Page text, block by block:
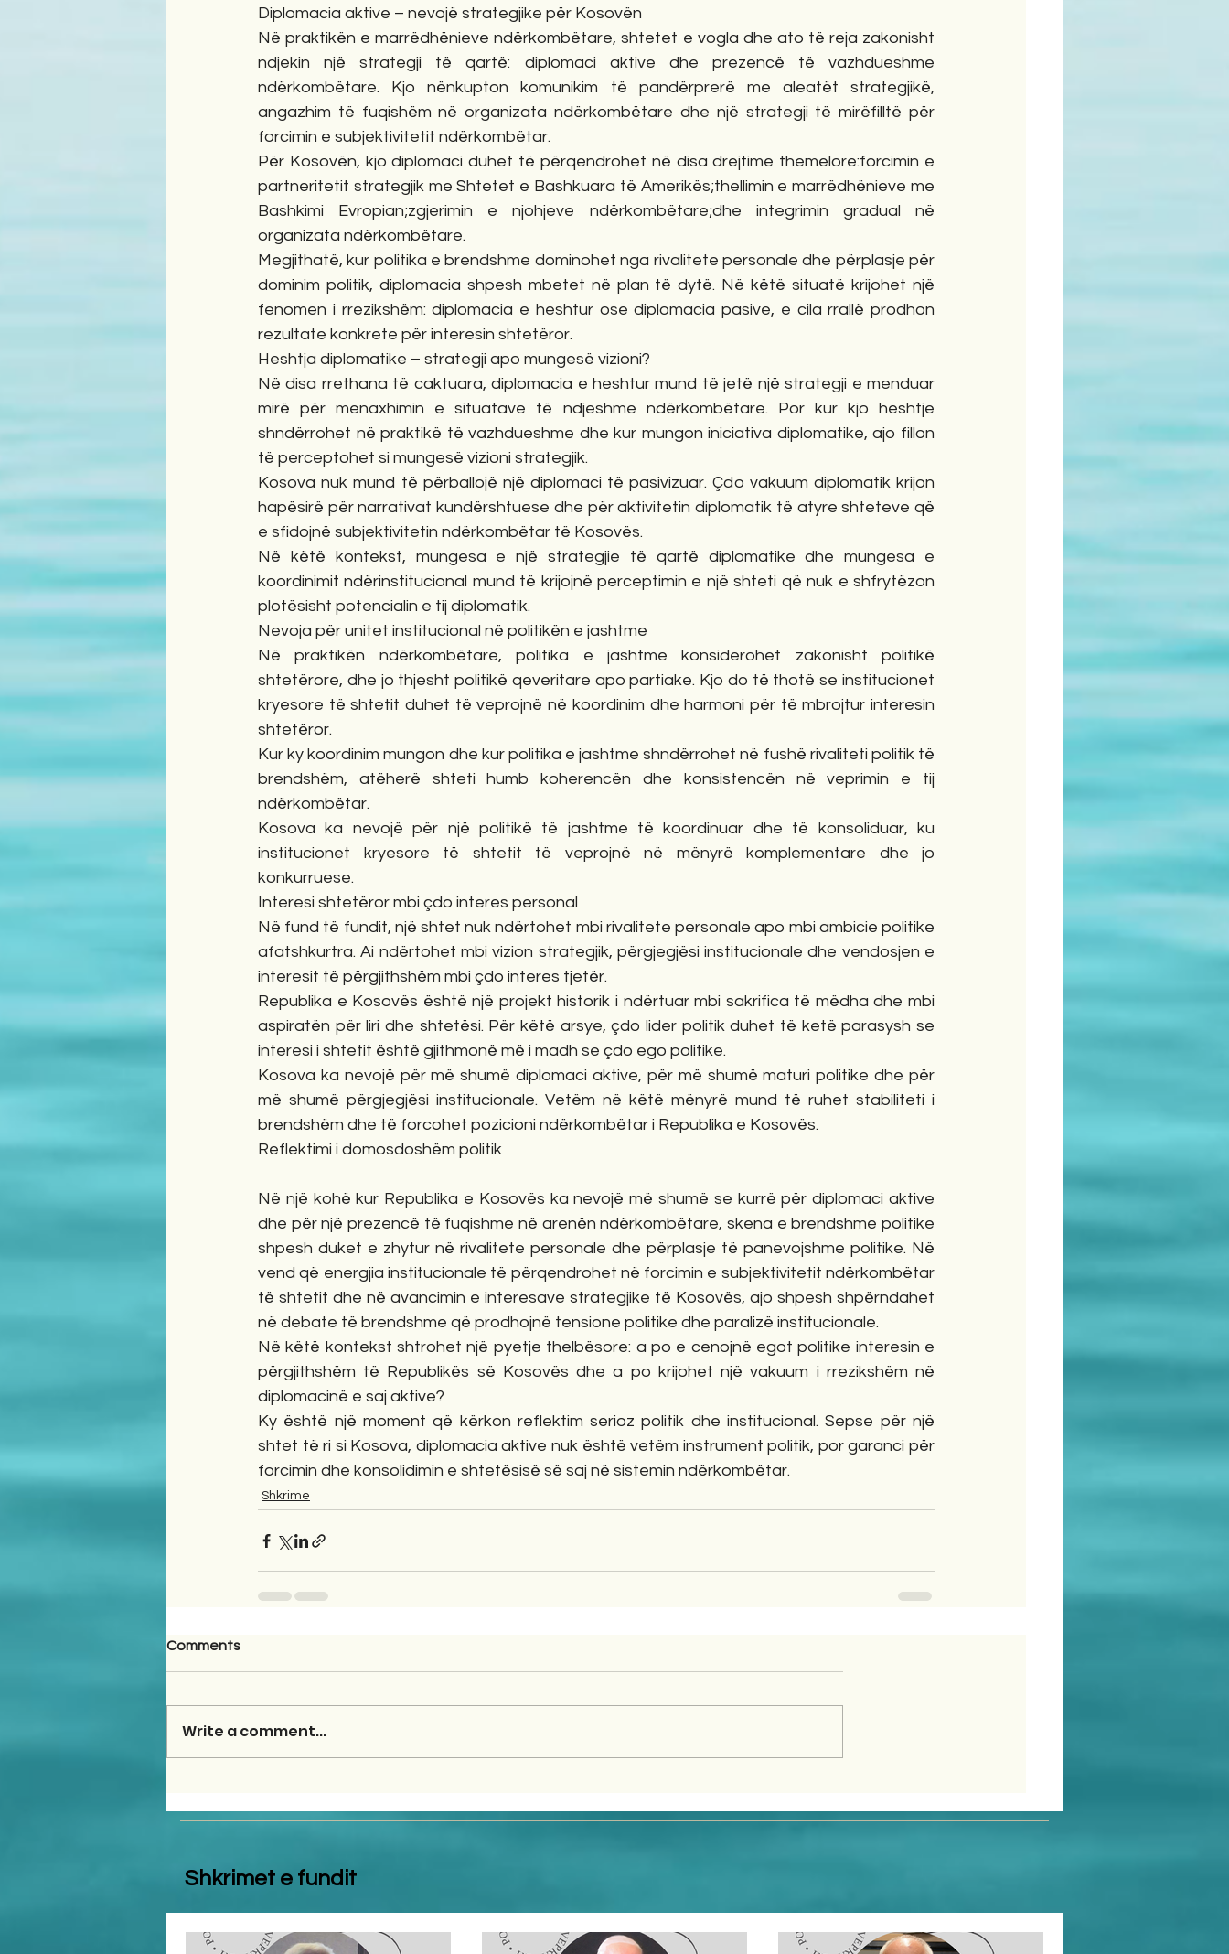
Diplomacia aktive – nevojë strategjike për Kosovën
Në praktikën e marrëdhënieve ndërkombëtare, shtetet e vogla dhe ato të reja zakonisht
ndjekin një strategji të qartë: diplomaci aktive dhe prezencë të vazhdueshme
ndërkombëtare. Kjo nënkupton komunikim të pandërprerë me aleatët strategjikë,
angazhim të fuqishëm në organizata ndërkombëtare dhe një strategji të mirëfilltë për
forcimin e subjektivitetit ndërkombëtar.
Për Kosovën, kjo diplomaci duhet të përqendrohet në disa drejtime themelore:forcimin e
partneritetit strategjik me Shtetet e Bashkuara të Amerikës;thellimin e marrëdhënieve me
Bashkimi Evropian;zgjerimin e njohjeve ndërkombëtare;dhe integrimin gradual në
organizata ndërkombëtare.
Megjithatë, kur politika e brendshme dominohet nga rivalitete personale dhe përplasje për
dominim politik, diplomacia shpesh mbetet në plan të dytë. Në këtë situatë krijohet një
fenomen i rrezikshëm: diplomacia e heshtur ose diplomacia pasive, e cila rrallë prodhon
rezultate konkrete për interesin shtetëror.
Heshtja diplomatike – strategji apo mungesë vizioni?
Në disa rrethana të caktuara, diplomacia e heshtur mund të jetë një strategji e menduar
mirë për menaxhimin e situatave të ndjeshme ndërkombëtare. Por kur kjo heshtje
shndërrohet në praktikë të vazhdueshme dhe kur mungon iniciativa diplomatike, ajo fillon
të perceptohet si mungesë vizioni strategjik.
Kosova nuk mund të përballojë një diplomaci të pasivizuar. Çdo vakuum diplomatik krijon
hapësirë për narrativat kundërshtuese dhe për aktivitetin diplomatik të atyre shteteve që
e sfidojnë subjektivitetin ndërkombëtar të Kosovës.
Në këtë kontekst, mungesa e një strategjie të qartë diplomatike dhe mungesa e
koordinimit ndërinstitucional mund të krijojnë perceptimin e një shteti që nuk e shfrytëzon
plotësisht potencialin e tij diplomatik.
Nevoja për unitet institucional në politikën e jashtme
Në praktikën ndërkombëtare, politika e jashtme konsiderohet zakonisht politikë
shtetërore, dhe jo thjesht politikë qeveritare apo partiake. Kjo do të thotë se institucionet
kryesore të shtetit duhet të veprojnë në koordinim dhe harmoni për të mbrojtur interesin
shtetëror.
Kur ky koordinim mungon dhe kur politika e jashtme shndërrohet në fushë rivaliteti politik të
brendshëm, atëherë shteti humb koherencën dhe konsistencën në veprimin e tij
ndërkombëtar.
Kosova ka nevojë për një politikë të jashtme të koordinuar dhe të konsoliduar, ku
institucionet kryesore të shtetit të veprojnë në mënyrë komplementare dhe jo
konkurruese.
Interesi shtetëror mbi çdo interes personal
Në fund të fundit, një shtet nuk ndërtohet mbi rivalitete personale apo mbi ambicie politike
afatshkurtra. Ai ndërtohet mbi vizion strategjik, përgjegjësi institucionale dhe vendosjen e
interesit të përgjithshëm mbi çdo interes tjetër.
Republika e Kosovës është një projekt historik i ndërtuar mbi sakrifica të mëdha dhe mbi
aspiratën për liri dhe shtetësi. Për këtë arsye, çdo lider politik duhet të ketë parasysh se
interesi i shtetit është gjithmonë më i madh se çdo ego politike.
Kosova ka nevojë për më shumë diplomaci aktive, për më shumë maturi politike dhe për
më shumë përgjegjësi institucionale. Vetëm në këtë mënyrë mund të ruhet stabiliteti i
brendshëm dhe të forcohet pozicioni ndërkombëtar i Republika e Kosovës.
Reflektimi i domosdoshëm politik
Në një kohë kur Republika e Kosovës ka nevojë më shumë se kurrë për diplomaci aktive
dhe për një prezencë të fuqishme në arenën ndërkombëtare, skena e brendshme politike
shpesh duket e zhytur në rivalitete personale dhe përplasje të panevojshme politike. Në
vend që energjia institucionale të përqendrohet në forcimin e subjektivitetit ndërkombëtar
të shtetit dhe në avancimin e interesave strategjike të Kosovës, ajo shpesh shpërndahet
në debate të brendshme që prodhojnë tensione politike dhe paralizë institucionale.
Në këtë kontekst shtrohet një pyetje thelbësore: a po e cenojnë egot politike interesin e
përgjithshëm të Republikës së Kosovës dhe a po krijohet një vakuum i rrezikshëm në
diplomacinë e saj aktive?
Ky është një moment që kërkon reflektim serioz politik dhe institucional. Sepse për një
shtet të ri si Kosova, diplomacia aktive nuk është vetëm instrument politik, por garanci për
forcimin dhe konsolidimin e shtetësisë së saj në sistemin ndërkombëtar.
Shkrime
Comments
Write a comment...
Shkrimet e fundit